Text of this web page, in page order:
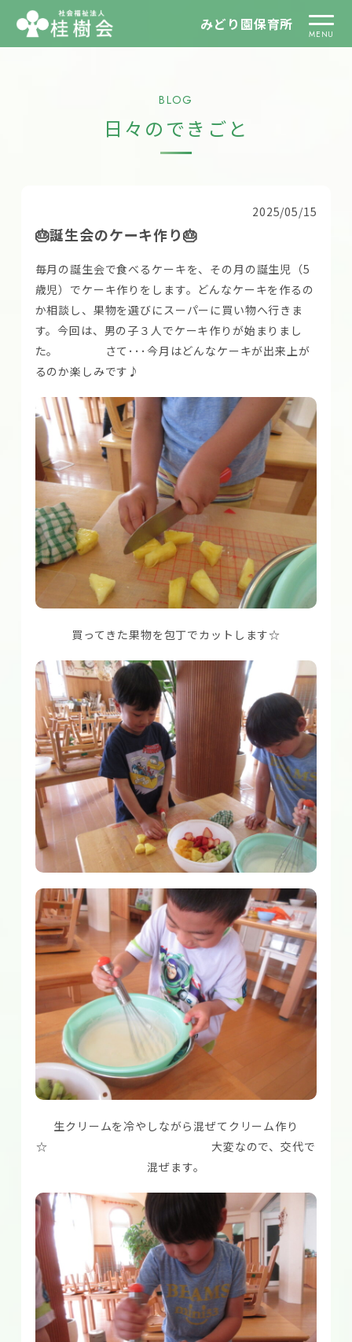
みどり園保育所
BLOG
日々のできごと
2025/05/15
🎂誕生会のケーキ作り🎂
毎月の誕生会で食べるケーキを、その月の誕生児（5
歳児）でケーキ作りをします。どんなケーキを作るの
か相談し、果物を選びにスーパーに買い物へ行きま
す。今回は、男の子３人でケーキ作りが始まりまし
た。 さて･･･今月はどんなケーキが出来上が
るのか楽しみです♪
買ってきた果物を包丁でカットします☆
生クリームを冷やしながら混ぜてクリーム作り
☆ 大変なので、交代で
混ぜます。